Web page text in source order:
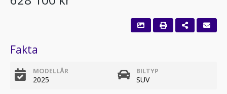
Fakta
MODELLÅR
2025
BILTYP
SUV